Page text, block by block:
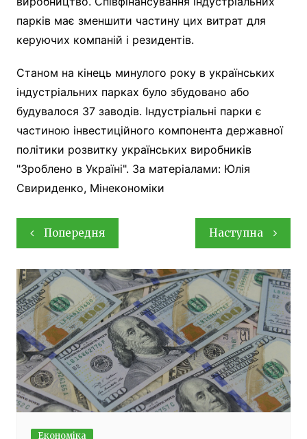
парків має зменшити частину цих витрат для
керуючих компаній і резидентів.
Станом на кінець минулого року в українських
індустріальних парках було збудовано або
будувалося 37 заводів. Індустріальні парки є
частиною інвестиційного компонента державної
політики розвитку українських виробників
"Зроблено в Україні". За матеріалами: Юлія
Свириденко, Мінекономіки
Навігація
записів
Попередня Наступна
Економіка